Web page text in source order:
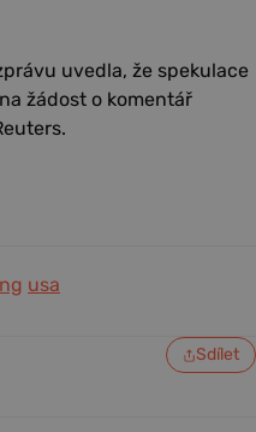
uvedla, že spekulace
žádost o komentář
usa
Sdílet